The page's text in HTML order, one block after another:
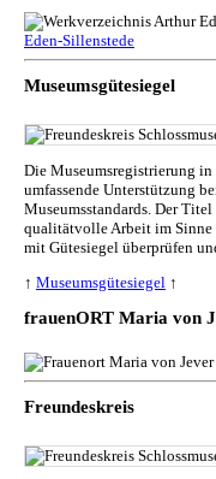
Eden-Sillenstede
Museumsgütesiegel
Die Museumsregistrierung in
umfassende Unterstützung
Museumsstandards. Der
qualitätvolle Arbeit im Sinne
mit Gütesiegel überprüfen
↑ Museumsgütesiegel ↑
frauenORT Maria von
Freundeskreis